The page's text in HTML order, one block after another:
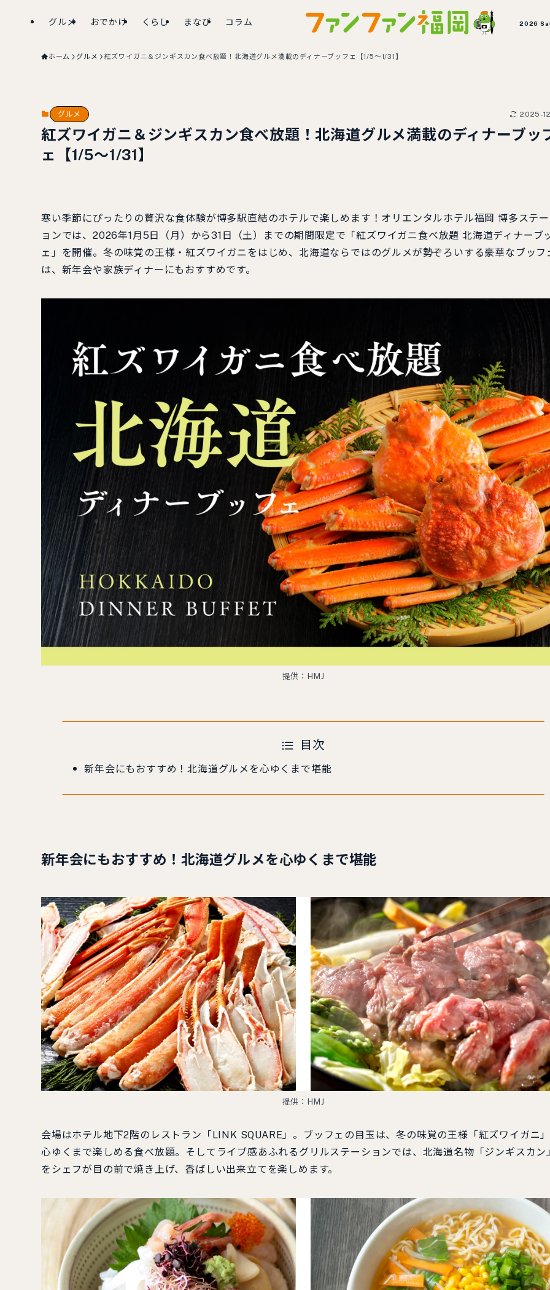
グルメ おでかけ くらし まなび コラム 2026
ホーム グルメ 紅ズワイガニ＆ジンギスカン食べ放題！北海道グルメ満載のディナーブッフェ【1/5～1/31】
グルメ 2025-
紅ズワイガニ＆ジンギスカン食べ放題！北海道グルメ満載のディナーブッ
ェ【1/5～1/31】
寒い季節にぴったりの贅沢な食体験が博多駅直結のホテルで楽しめます！オリエンタルホテル福岡 博多ステ
ョンでは、2026年1月5日（月）から31日（土）までの期間限定で「紅ズワイガニ食べ放題 北海道ディナーブ
ェ」を開催。冬の味覚の王様・紅ズワイガニをはじめ、北海道ならではのグルメが勢ぞろいする豪華なブッフ
は、新年会や家族ディナーにもおすすめです。
提供：HMJ
目次
新年会にもおすすめ！北海道グルメを心ゆくまで堪能
新年会にもおすすめ！北海道グルメを心ゆくまで堪能
提供：HMJ
会場はホテル地下2階のレストラン「LINK SQUARE」。ブッフェの目玉は、冬の味覚の王様「紅ズワイガニ
心ゆくまで楽しめる食べ放題。そしてライブ感あふれるグリルステーションでは、北海道名物「ジンギスカン
をシェフが目の前で焼き上げ、香ばしい出来立てを楽しめます。